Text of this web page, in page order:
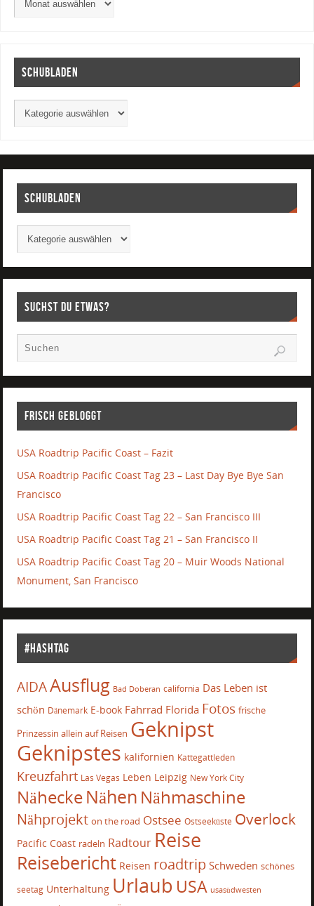
Schubladen
Schubladen
Suchst Du etwas?
Frisch gebloggt
USA Roadtrip Pacific Coast – Fazit
USA Roadtrip Pacific Coast Tag 23 – Last Day Bye Bye San
Francisco
USA Roadtrip Pacific Coast Tag 22 – San Francisco III
USA Roadtrip Pacific Coast Tag 21 – San Francisco II
USA Roadtrip Pacific Coast Tag 20 – Muir Woods National
Monument, San Francisco
#Hashtag
AIDAAusflug Bad Doberan california Das Leben ist
schön Dänemark E-book Fahrrad Florida Fotos frische
Prinzessin allein auf Reisen Geknipst
Geknipstes kalifornien Kattegattleden
Kreuzfahrt Las Vegas Leben Leipzig New York City
NäheckeNähen Nähmaschine
Nähprojekt on the road Ostsee Ostseeküste Overlock
Pacific Coast radeln Radtour Reise
Reisebericht Reisen roadtrip Schweden schönes
seetag Unterhaltung Urlaub USA usasüdwesten